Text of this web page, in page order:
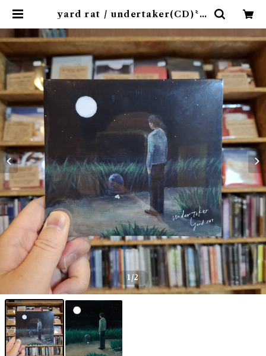
yard rat / undertaker(CD)〝熊
1/2